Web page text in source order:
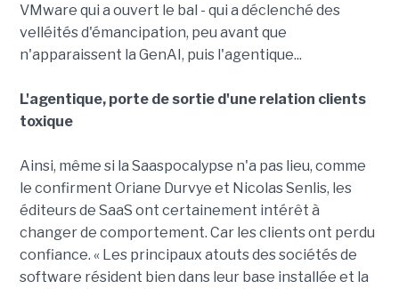
VMware qui a ouvert le bal - qui a déclenché des
velléités d'émancipation, peu avant que
n'apparaissent la GenAI, puis l'agentique...
L'agentique, porte de sortie d'une relation clients
toxique
Ainsi, même si la Saaspocalypse n'a pas lieu, comme
le confirment Oriane Durvye et Nicolas Senlis, les
éditeurs de SaaS ont certainement intérêt à
changer de comportement. Car les clients ont perdu
confiance. « Les principaux atouts des sociétés de
software résident bien dans leur base installée et la